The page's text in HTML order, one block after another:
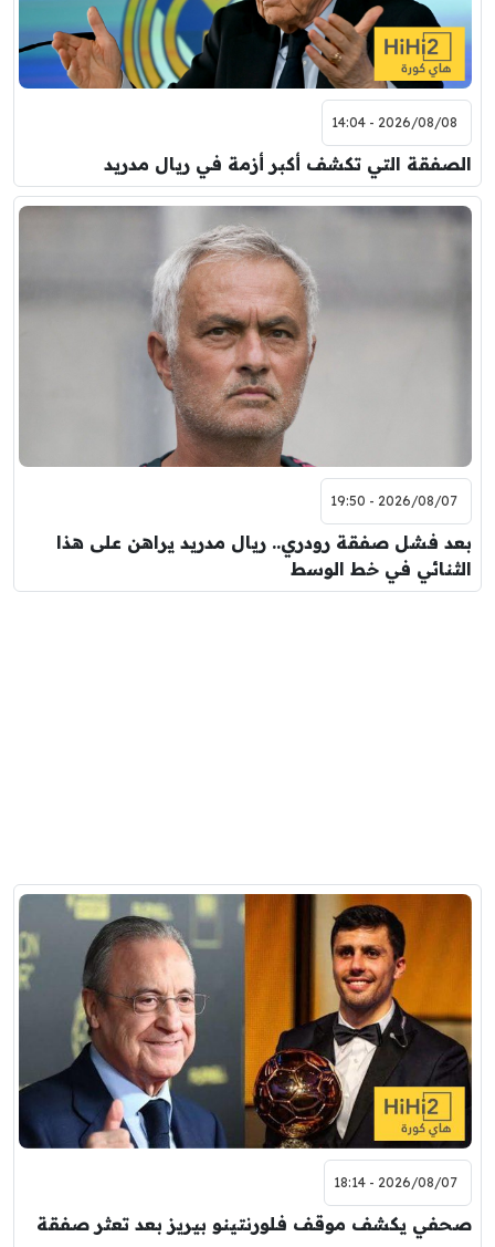
2026/08/08 - 14:04
الصفقة التي تكشف أكبر أزمة في ريال مدريد
2026/08/07 - 19:50
بعد فشل صفقة رودري.. ريال مدريد يراهن على هذا
الثنائي في خط الوسط
2026/08/07 - 18:14
صحفي يكشف موقف فلورنتينو بيريز بعد تعثر صفقة